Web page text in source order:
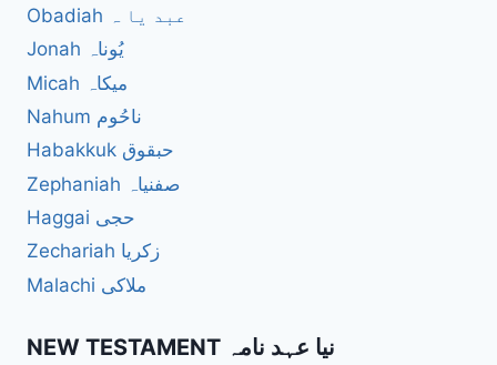
Obadiah عبد یا ہ
Jonah یُوناہ
Micah میکاہ
Nahum ناحُوم
Habakkuk حبقوق
Zephaniah صفنیاہ
Haggai حجی
Zechariah زکریا
Malachi ملاکی
NEW TESTAMENT نیا عہد نامہ